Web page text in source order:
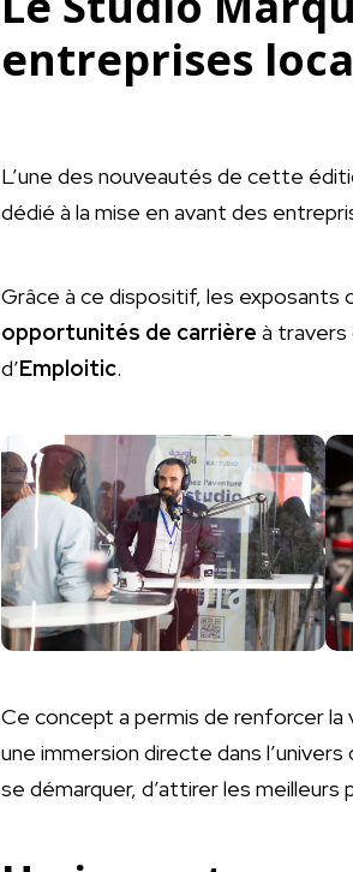
entreprises
L’une des nouveautés de cette
dédié à la mise en avant des
Grâce à ce dispositif, les exposants
opportunités de carrière à
d’Emploitic.
Ce concept a permis de renforcer la
une immersion directe dans
se démarquer, d’attirer les